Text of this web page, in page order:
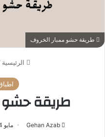
طريقة حشو ممبار الخروف
الرئيسية
طريقة حشو
Gehan Azab مايو 24, 2024